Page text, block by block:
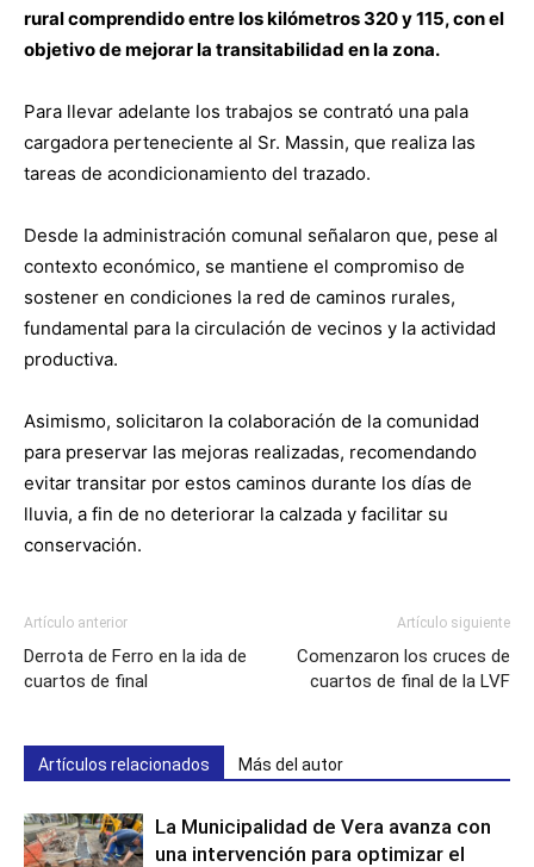
rural comprendido entre los kilómetros 320 y 115, con el
objetivo de mejorar la transitabilidad en la zona.
Para llevar adelante los trabajos se contrató una pala
cargadora perteneciente al Sr. Massin, que realiza las
tareas de acondicionamiento del trazado.
Desde la administración comunal señalaron que, pese al
contexto económico, se mantiene el compromiso de
sostener en condiciones la red de caminos rurales,
fundamental para la circulación de vecinos y la actividad
productiva.
Asimismo, solicitaron la colaboración de la comunidad
para preservar las mejoras realizadas, recomendando
evitar transitar por estos caminos durante los días de
lluvia, a fin de no deteriorar la calzada y facilitar su
conservación.
Artículo anterior
Derrota de Ferro en la ida de
cuartos de final
Artículo siguiente
Comenzaron los cruces de
cuartos de final de la LVF
Artículos relacionados Más del autor
La Municipalidad de Vera avanza con
una intervención para optimizar el